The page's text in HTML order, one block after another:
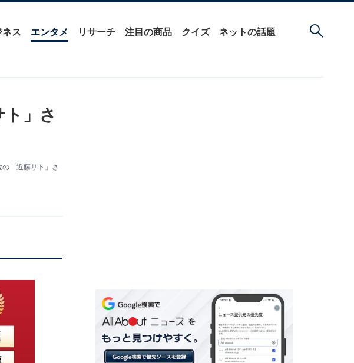
ネス エンタメ リサーチ 注目の商品 クイズ ネットの話題
」さ
「近藤サト」さ